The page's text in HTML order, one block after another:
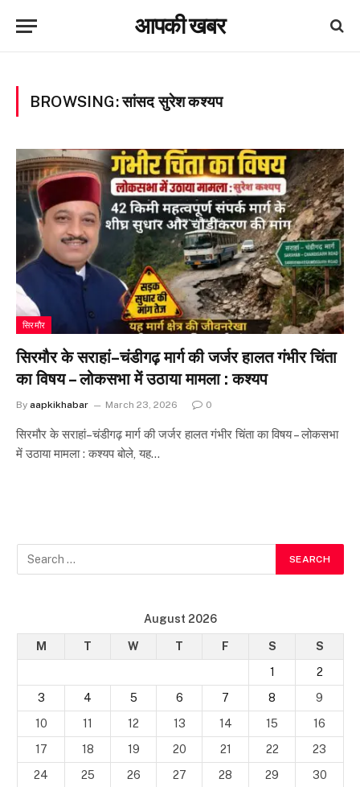
आपकी खबर
BROWSING:सांसद सुरेश कश्यप
सिरमौर
सिरमौर के सराहां–चंडीगढ़ मार्ग की जर्जर हालत गंभीर चिंता
का विषय – लोकसभा में उठाया मामला : कश्यप
By aapkikhabar March 23, 2026 0
सिरमौर के सराहां–चंडीगढ़ मार्ग की जर्जर हालत गंभीर चिंता का विषय – लोकसभा
में उठाया मामला : कश्यप बोले, यह…
August 2026
M T W T F S
S
1
2
3
4 5 6 7 8
9
10
11 12 13 14 15
16
17
18 19 20 21 22
23
24
25 26 27 28 29
30